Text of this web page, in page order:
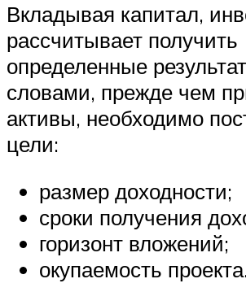
Вкладывая капитал,
рассчитывает получить
определенные
словами, прежде чем
активы, необходимо
цели:
размер доходности;
сроки получения
горизонт вложений;
окупаемость